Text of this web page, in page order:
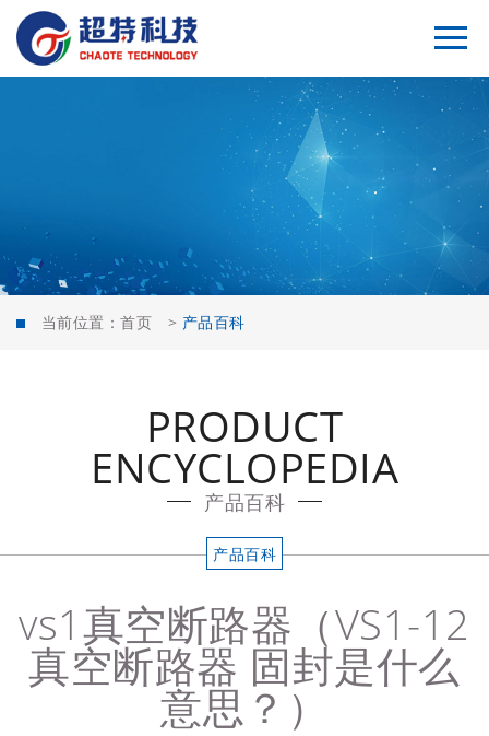
当前位置： 首页 > 产品百科
PRODUCT
ENCYCLOPEDIA
产品百科
产品百科
vs1真空断路器（VS1-12
真空断路器 固封是什么
意思？）